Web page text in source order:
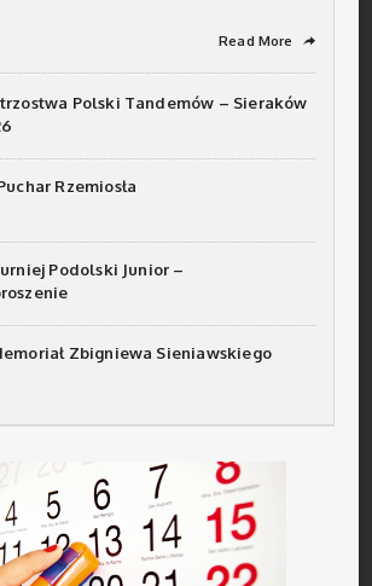
Read More ➦
Polski Tandemów – Sieraków
Rzemiosła
Podolski Junior –
Zbigniewa Sieniawskiego